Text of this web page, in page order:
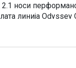
носи
линија Odyssey